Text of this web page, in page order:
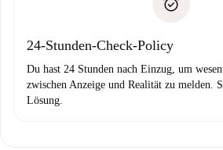
24-Stunden-Check-Policy
Du hast 24 Stunden nach Einzug, um
zwischen Anzeige und Realität zu melden.
Lösung.